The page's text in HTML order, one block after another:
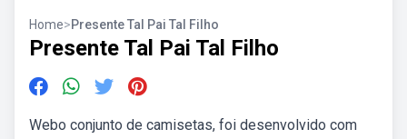
Home>Presente Tal Pai Tal Filho
Presente Tal Pai Tal Filho
Webo conjunto de camisetas, foi desenvolvido com